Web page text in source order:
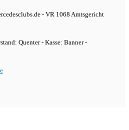
- VR 1068 Amtsgericht
Quenter - Kasse: Banner -